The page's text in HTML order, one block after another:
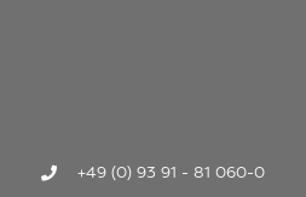
+49 (0) 93 91 - 81 060-0